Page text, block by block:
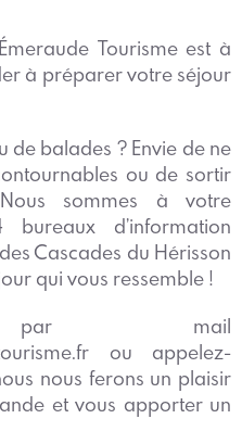
Tourisme est à
à préparer votre séjour
de balades ? Envie de ne
ou de sortir
sommes à votre
d’information
Cascades du Hérisson
qui vous ressemble !
par mail
ou appelez-
nous ferons un plaisir
et vous apporter un